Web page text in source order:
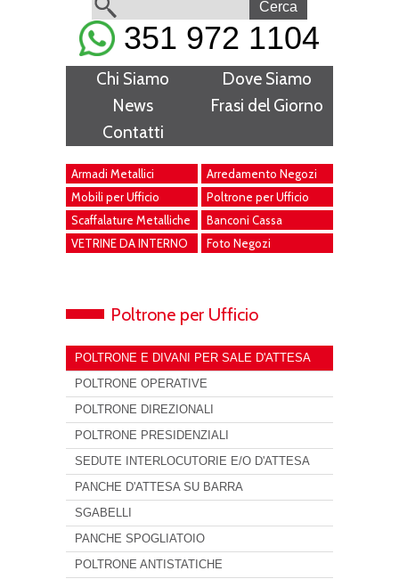
351 972 1104
Chi Siamo
Dove Siamo
News
Frasi del Giorno
Contatti
Armadi Metallici
Arredamento Negozi
Mobili per Ufficio
Poltrone per Ufficio
Scaffalature Metalliche
Banconi Cassa
VETRINE DA INTERNO
Foto Negozi
Poltrone per Ufficio
POLTRONE E DIVANI PER SALE D'ATTESA
POLTRONE OPERATIVE
POLTRONE DIREZIONALI
POLTRONE PRESIDENZIALI
SEDUTE INTERLOCUTORIE E/O D'ATTESA
PANCHE D'ATTESA SU BARRA
SGABELLI
PANCHE SPOGLIATOIO
POLTRONE ANTISTATICHE